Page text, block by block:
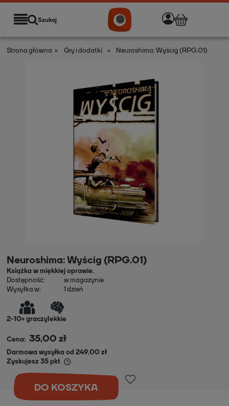
Szukaj
Strona główna » Gry i dodatki » Neuroshima: Wyścig (RPG.01)
Neuroshima: Wyścig (RPG.01)
Książka w miękkiej oprawie.
Dostępność:
w magazynie
Wysyłka w:
1 dzień
2-10+graczylekkie
Cena: 35,00 zł
Darmowa wysyłka od 249,00 zł
Zyskujesz35pkt
DO KOSZYKA